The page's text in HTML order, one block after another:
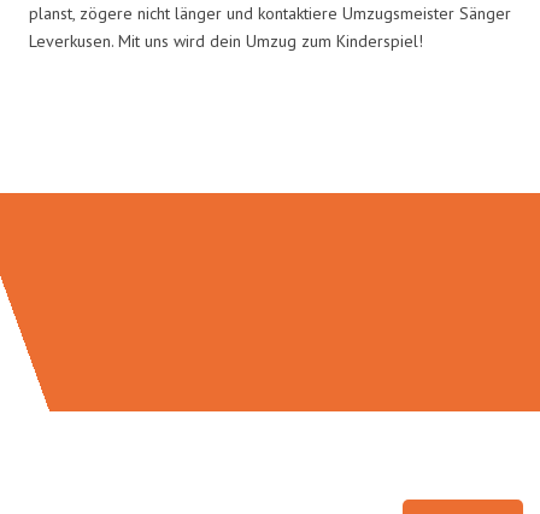
planst, zögere nicht länger und kontaktiere Umzugsmeister Sänger
Leverkusen. Mit uns wird dein Umzug zum Kinderspiel!